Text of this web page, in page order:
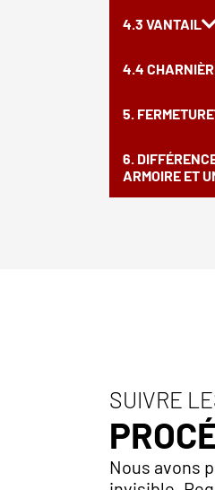
4.3 VANTAIL
4.4
5. FERMETURE
6.
ARMOIRE ET
SUIVRE
Nous avons